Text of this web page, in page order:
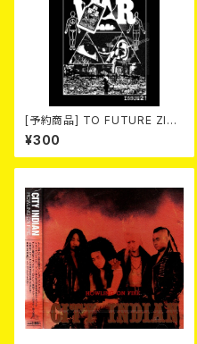
[予約商品] TO FUTURE ZINE
2026 issue 21 -NO WAR! N
O HATE!- (ZINE) 2026年8月
6日発売！
¥300